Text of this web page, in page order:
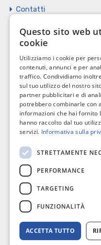
Contatti
Vendi il tuo immobile
Privacy Policy
Cookie policy
I nostri contatti
C.so Giannone, 184 -
0881 617004
© Omnibus Immobiliare
Questo sito web
cookie
Utilizziamo i cookie per
contenuti, annunci e per
traffico. Condividiamo
sul tuo utilizzo del nostro
partner pubblicitari e di
potrebbero combinarle con
informazioni che hai fornito
hanno raccolto dal tuo
servizi. Informativa sulla
STRETTAMENTE
PERFORMANCE
TARGETING
FUNZIONALITÀ
ACCETTA TUTTO